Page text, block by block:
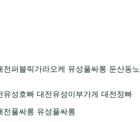
퍼블릭가라오케 유성풀싸롱 둔산동노
성호빠 대전유성이부가게 대전정빠
풀싸롱 유성풀싸롱